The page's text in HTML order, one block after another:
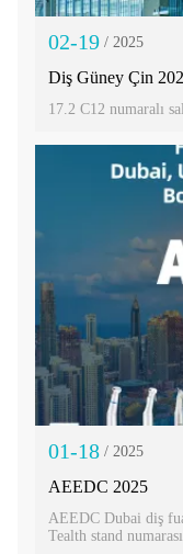
02-19 / 2025
Diş Güney Çin
17.2 C12 numaralı
01-18 / 2025
AEEDC 2025
AEEDC Dubai diş
Tealth stand